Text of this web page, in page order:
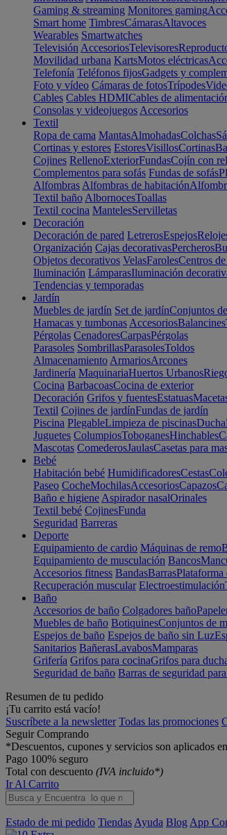
Gaming & streaming Monitores gaming
Smart home TimbresCámarasAltavoces
Wearables Smartwatches
Televisión AccesoriosTelevisores
Movilidad urbana KartsMotos eléctricas
Telefonía Teléfonos fijosGadgets y
Foto y vídeo Cámaras de fotosTrípodes
Cables Cables HDMICables de
Consolas y videojuegos Accesorios
Textil
Ropa de cama MantasAlmohadasColchas
Cortinas y estores EstoresVisillosCortinas
Cojines RellenoExteriorFundasCojín con
Complementos para sofás Fundas de sofás
Alfombras Alfombras de habitación
Textil baño AlbornocesToallas
Textil cocina MantelesServilletas
Decoración
Decoración de pared LetrerosEspejos
Organización Cajas decorativasPercheros
Objetos decorativos VelasFarolesCentros de
Iluminación LámparasIluminación
Tendencias y temporadas
Jardín
Muebles de jardín Set de jardínConjuntos
Hamacas y tumbonas AccesoriosBalancines
Pérgolas CenadoresCarpasPérgolas
Parasoles SombrillasParasolesToldos
Almacenamiento ArmariosArcones
Jardinería MaquinariaHuertos Urbanos
Cocina BarbacoasCocina de exterior
Decoración Grifos y fuentesEstatuas
Textil Cojines de jardínFundas de jardín
Piscina PlegableLimpieza de piscinasDucha
Juguetes ColumpiosToboganesHinchables
Mascotas ComederosJaulasCasetas para
Bebé
Habitación bebé HumidificadoresCestas
Paseo CocheMochilasAccesoriosCapazos
Baño e higiene Aspirador nasalOrinales
Textil bebé CojinesFunda
Seguridad Barreras
Deporte
Equipamiento de cardio Máquinas de remo
Equipamiento de musculación Bancos
Accesorios fitness BandasBarrasPlataforma
Recuperación muscular Electroestimulación
Baño
Accesorios de baño Colgadores baño
Muebles de baño BotiquinesConjuntos de
Espejos de baño Espejos de baño sin Luz
Sanitarios BañerasLavabosMamparas
Grifería Grifos para cocinaGrifos para
Seguridad de baño Barras de seguridad
Resumen de tu pedido
¡Tu carrito está vacío!
Suscríbete a la newsletter Todas las promociones
Seguir Comprando
*Descuentos, cupones y servicios son aplicados
Pago 100% seguro
Total con descuento (IVA incluido*)
Ir Al Carrito
Estado de mi pedido Tiendas Ayuda Blog App